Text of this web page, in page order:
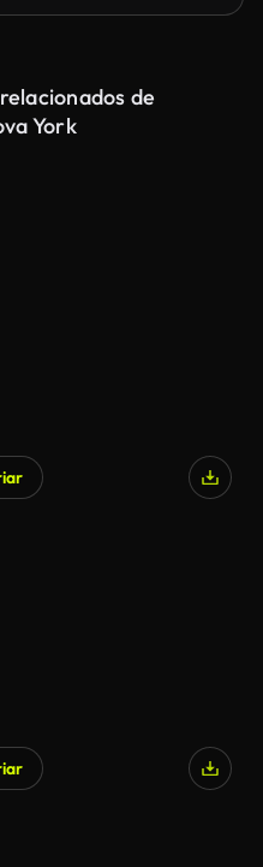
de
York